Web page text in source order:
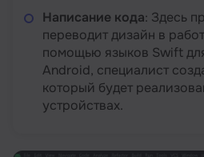
Написание кода: Здесь
переводит дизайн в
помощью языков Swift
Android, специалист
который будет
устройствах.